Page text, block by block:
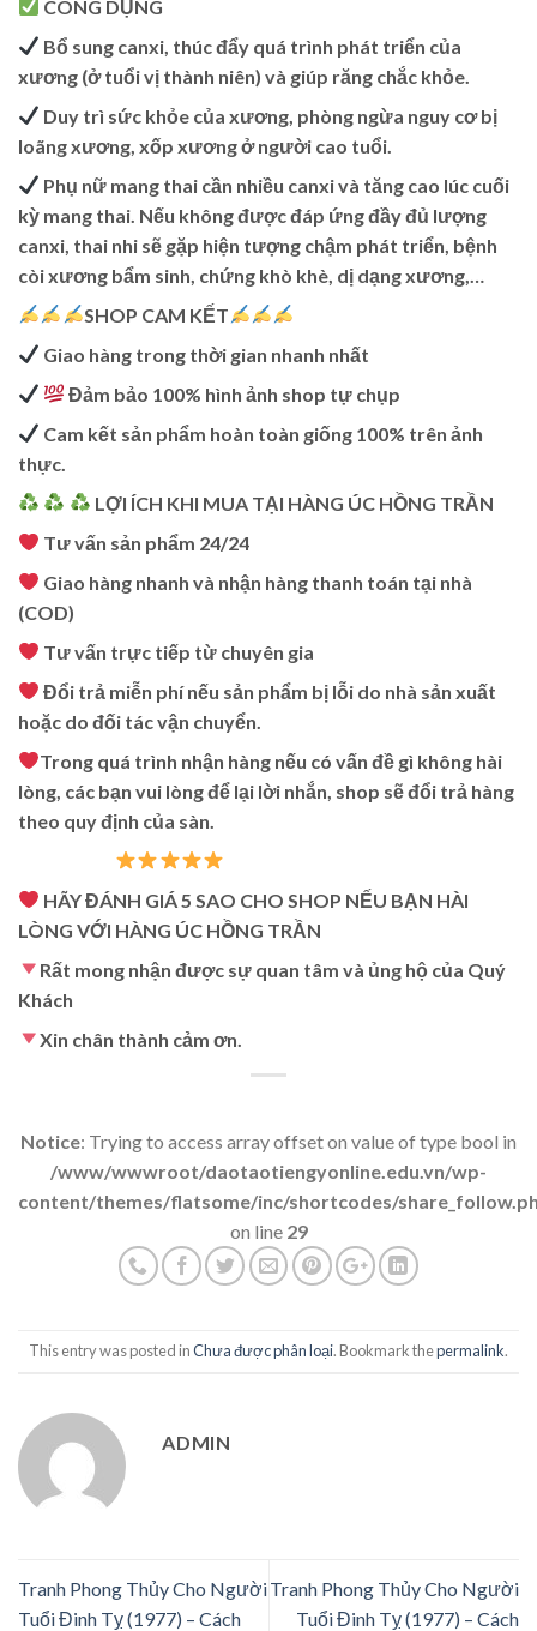
CÔNG DỤNG
Bổ sung canxi, thúc đẩy quá trình phát triển của
xương (ở tuổi vị thành niên) và giúp răng chắc khỏe.
Duy trì sức khỏe của xương, phòng ngừa nguy cơ bị
loãng xương, xốp xương ở người cao tuổi.
Phụ nữ mang thai cần nhiều canxi và tăng cao lúc cuối
kỳ mang thai. Nếu không được đáp ứng đầy đủ lượng
canxi, thai nhi sẽ gặp hiện tượng chậm phát triển, bệnh
còi xương bẩm sinh, chứng khò khè, dị dạng xương,…
SHOP CAM KẾT
Giao hàng trong thời gian nhanh nhất
Đảm bảo 100% hình ảnh shop tự chụp
Cam kết sản phẩm hoàn toàn giống 100% trên ảnh
thực.
LỢI ÍCH KHI MUA TẠI HÀNG ÚC HỒNG TRẦN
Tư vấn sản phẩm 24/24
Giao hàng nhanh và nhận hàng thanh toán tại nhà
(COD)
Tư vấn trực tiếp từ chuyên gia
Đổi trả miễn phí nếu sản phẩm bị lỗi do nhà sản xuất
hoặc do đối tác vận chuyển.
Trong quá trình nhận hàng nếu có vấn đề gì không hài
lòng, các bạn vui lòng để lại lời nhắn, shop sẽ đổi trả hàng
theo quy định của sàn.
HÃY ĐÁNH GIÁ 5 SAO CHO SHOP NẾU BẠN HÀI
LÒNG VỚI HÀNG ÚC HỒNG TRẦN
Rất mong nhận được sự quan tâm và ủng hộ của Quý
Khách
Xin chân thành cảm ơn.
Notice: Trying to access array offset on value of type bool in
/www/wwwroot/daotaotiengyonline.edu.vn/wp-
content/themes/flatsome/inc/shortcodes/
on line 29
This entry was posted inChưa được phân loại. Bookmark thepermalink.
ADMIN
Tranh Phong Thủy Cho Người
Tuổi Đinh Tỵ (1977) – Cách
Tranh Phong Thủy Cho Người
Tuổi Đinh Tỵ (1977) – Cách